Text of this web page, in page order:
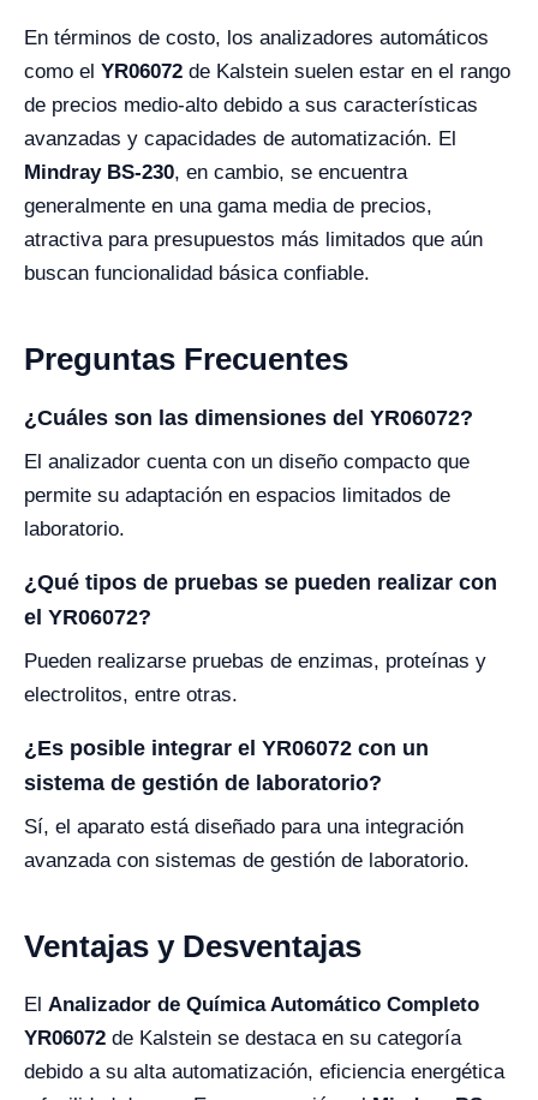
En términos de costo, los analizadores automáticos
como el YR06072 de Kalstein suelen estar en el rango
de precios medio-alto debido a sus características
avanzadas y capacidades de automatización. El
Mindray BS-230, en cambio, se encuentra
generalmente en una gama media de precios,
atractiva para presupuestos más limitados que aún
buscan funcionalidad básica confiable.
Preguntas Frecuentes
¿Cuáles son las dimensiones del YR06072?
El analizador cuenta con un diseño compacto que
permite su adaptación en espacios limitados de
laboratorio.
¿Qué tipos de pruebas se pueden realizar con
el YR06072?
Pueden realizarse pruebas de enzimas, proteínas y
electrolitos, entre otras.
¿Es posible integrar el YR06072 con un
sistema de gestión de laboratorio?
Sí, el aparato está diseñado para una integración
avanzada con sistemas de gestión de laboratorio.
Ventajas y Desventajas
El Analizador de Química Automático Completo
YR06072 de Kalstein se destaca en su categoría
debido a su alta automatización, eficiencia energética